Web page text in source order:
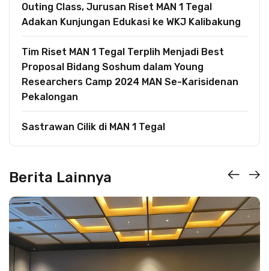
Outing Class, Jurusan Riset MAN 1 Tegal
Adakan Kunjungan Edukasi ke WKJ Kalibakung
Tim Riset MAN 1 Tegal Terplih Menjadi Best
Proposal Bidang Soshum dalam Young
Researchers Camp 2024 MAN Se-Karisidenan
Pekalongan
Sastrawan Cilik di MAN 1 Tegal
Berita Lainnya